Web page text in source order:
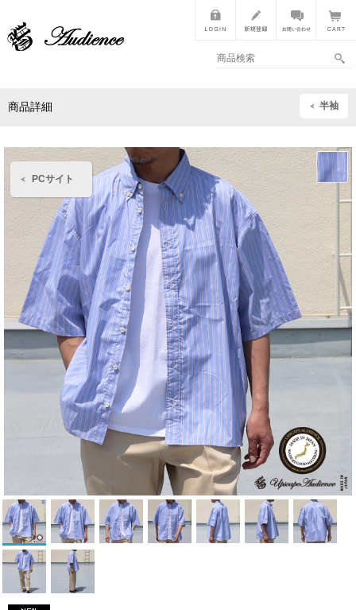
PCサイト
商品詳細 半袖